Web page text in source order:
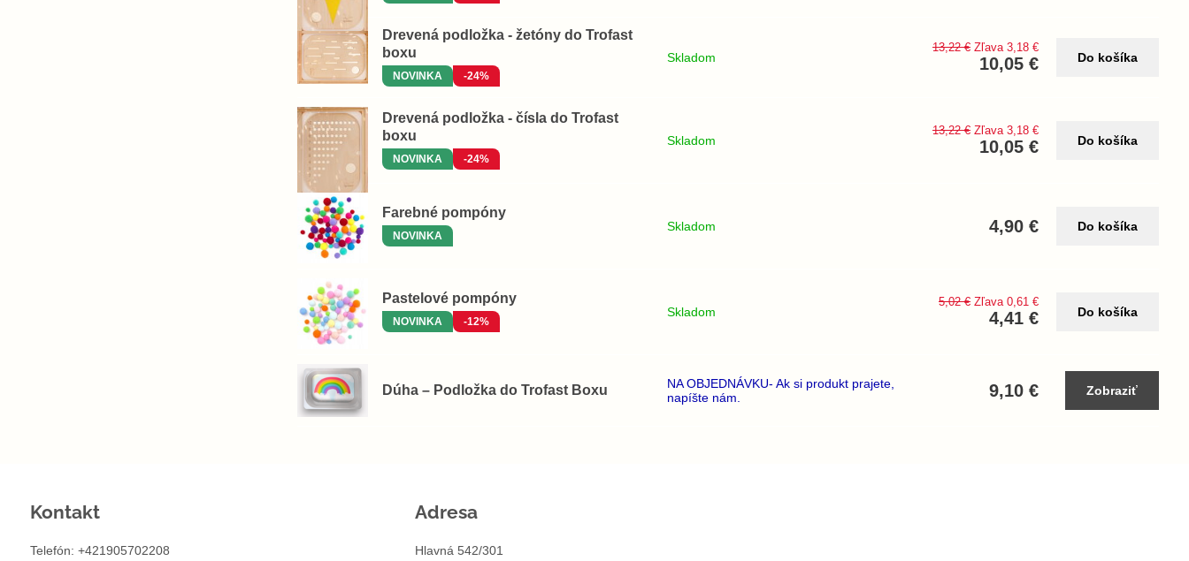
Drevená podložka - žetóny do Trofast
boxu
NOVINKA -24%
Skladom 10,05 €
13,22 € Zľava 3,18 €
Do košíka
Drevená podložka - čísla do Trofast
boxu
NOVINKA -24%
Skladom 10,05 €
13,22 € Zľava 3,18 €
Do košíka
Farebné pompóny
NOVINKA
Skladom 4,90 € Do košíka
Pastelové pompóny
NOVINKA -12%
Skladom 4,41 €
5,02 € Zľava 0,61 €
Do košíka
Dúha – Podložka do Trofast Boxu
NA OBJEDNÁVKU- Ak si produkt prajete,
napíšte nám.
9,10 € Zobraziť
Kontakt
Telefón: +421905702208
Adresa
Hlavná 542/301